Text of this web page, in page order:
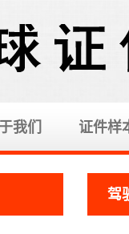
我们 证件样
驾